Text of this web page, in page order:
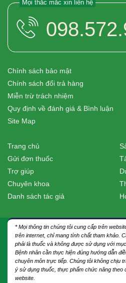
Mọi thắc mắc xin liên hệ
Chính sách bảo mật
Chính sách đổi trả hàng
Miễn trừ trách nhiệm
Quy định về đánh giá & Bình luận
Site Map
Trang chủ
Gửi đơn thuốc
Trợ giúp
Chuyên khoa
Danh sách tác giả
* Mọi thông tin chúng tôi cung cấp trên
trên internet, chỉ mang tính chất tham khảo.
phải là thuốc và không được sử dụng với
Bệnh nhân cần thực hiện đúng hướng dẫn
chuyên môn trực tiếp. Chúng tôi không chịu
ý sử dụng thuốc, thực phẩm chức năng theo
website.